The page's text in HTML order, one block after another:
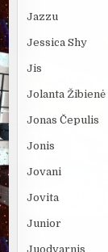
Jazzu
Jessica Shy
Jis
Jolanta Žibienė
Jonas Čepulis
Jonis
Jovani
Jovita
Junior
Juodvarnis